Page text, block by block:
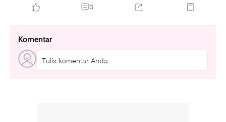
0
Komentar
Tulis komentar Anda....